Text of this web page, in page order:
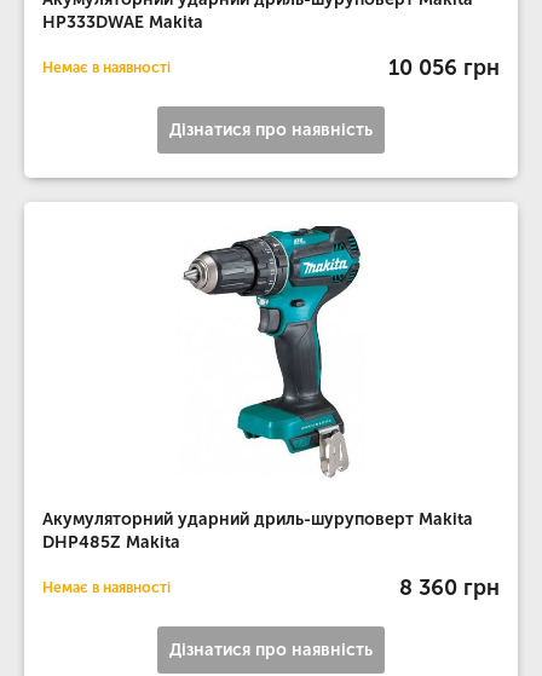
HP333DWAE Makita
Немає в наявності 10 056 грн
Дізнатися про наявність
Акумуляторний ударний дриль-шуруповерт Makita
DHP485Z Makita
Немає в наявності 8 360 грн
Дізнатися про наявність